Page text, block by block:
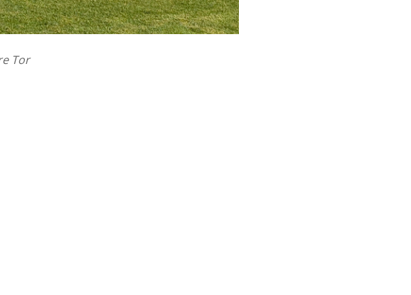
Tor